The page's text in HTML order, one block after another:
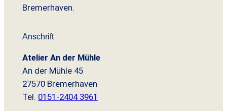
Bremerhaven.
Anschrift
Atelier An der Mühle
An der Mühle 45
27570 Bremerhaven
Tel. 0151-2404 3961